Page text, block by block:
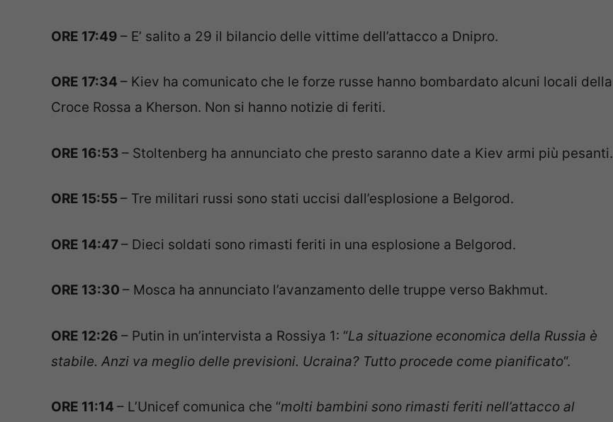
ORE 17:49 – E’ salito a 29 il bilancio delle vittime dell’attacco a Dnipro.
ORE 17:34 – Kiev ha comunicato che le forze russe hanno bombardato alcuni locali della
Croce Rossa a Kherson. Non si hanno notizie di feriti.
ORE 16:53 – Stoltenberg ha annunciato che presto saranno date a Kiev armi più pesanti.
ORE 15:55– Tre militari russi sono stati uccisi dall’esplosione a Belgorod.
ORE 14:47– Dieci soldati sono rimasti feriti in una esplosione a Belgorod.
ORE 13:30 – Mosca ha annunciato l’avanzamento delle truppe verso Bakhmut.
ORE 12:26 – Putin in un’intervista a Rossiya 1: “La situazione economica della Russia è
stabile. Anzi va meglio delle previsioni. Ucraina? Tutto procede come pianificato“.
ORE 11:14 – L’Unicef comunica che “molti bambini sono rimasti feriti nell’attacco al